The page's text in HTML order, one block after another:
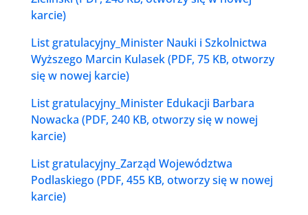
karcie)
List gratulacyjny_Minister Nauki i Szkolnictwa
Wyższego Marcin Kulasek (PDF, 75 KB, otworzy
się w nowej karcie)
List gratulacyjny_Minister Edukacji Barbara
Nowacka (PDF, 240 KB, otworzy się w nowej
karcie)
List gratulacyjny_Zarząd Województwa
Podlaskiego (PDF, 455 KB, otworzy się w nowej
karcie)